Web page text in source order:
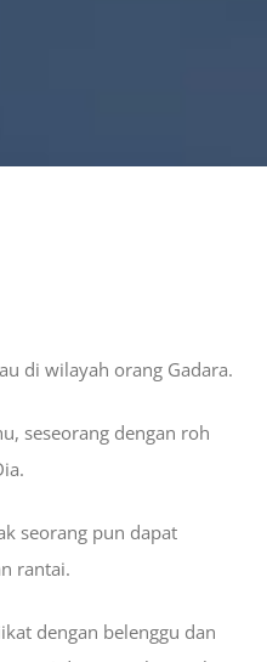
di wilayah orang Gadara.
seseorang dengan roh
seorang pun dapat
rantai.
dengan belenggu dan